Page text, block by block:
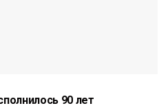
90 лет